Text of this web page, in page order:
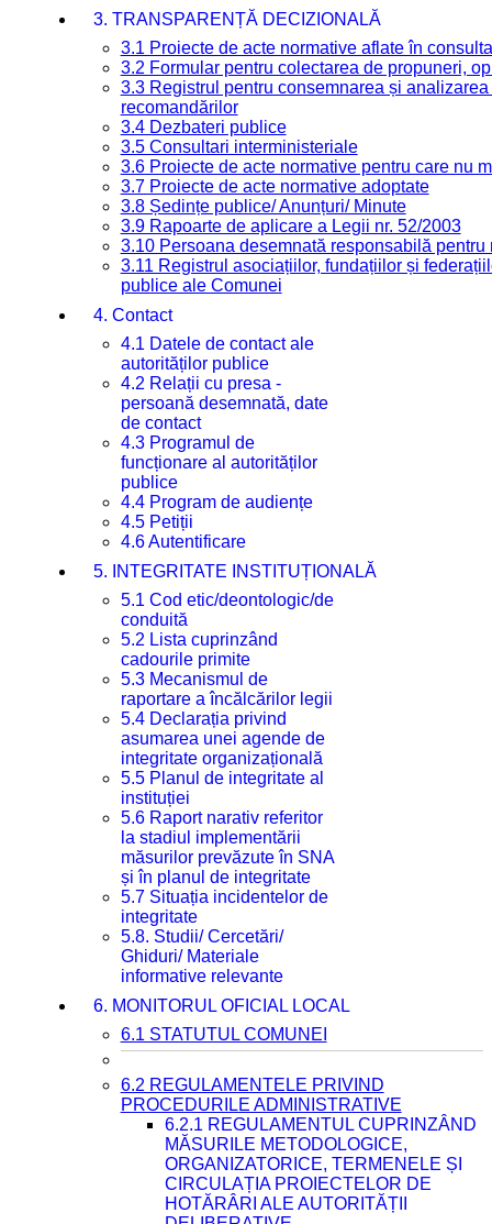
3. TRANSPARENȚĂ DECIZIONALĂ
3.1 Proiecte de acte normative aflate în
3.2 Formular pentru colectarea de propuneri,
3.3 Registrul pentru consemnarea și
recomandărilor
3.4 Dezbateri publice
3.5 Consultari interministeriale
3.6 Proiecte de acte normative pentru care nu
3.7 Proiecte de acte normative adoptate
3.8 Ședințe publice/ Anunțuri/ Minute
3.9 Rapoarte de aplicare a Legii nr. 52/2003
3.10 Persoana desemnată responsabilă
3.11 Registrul asociațiilor, fundațiilor și
publice ale Comunei
4. Contact
4.1 Datele de contact ale
autorităților publice
4.2 Relații cu presa -
persoană desemnată, date
de contact
4.3 Programul de
funcționare al autorităților
publice
4.4 Program de audiențe
4.5 Petiții
4.6 Autentificare
5. INTEGRITATE INSTITUȚIONALĂ
5.1 Cod etic/deontologic/de
conduită
5.2 Lista cuprinzând
cadourile primite
5.3 Mecanismul de
raportare a încălcărilor legii
5.4 Declarația privind
asumarea unei agende de
integritate organizațională
5.5 Planul de integritate al
instituției
5.6 Raport narativ referitor
la stadiul implementării
măsurilor prevăzute în SNA
și în planul de integritate
5.7 Situația incidentelor de
integritate
5.8. Studii/ Cercetări/
Ghiduri/ Materiale
informative relevante
6. MONITORUL OFICIAL LOCAL
6.1 STATUTUL COMUNEI
6.2 REGULAMENTELE PRIVIND
PROCEDURILE ADMINISTRATIVE
6.2.1 REGULAMENTUL CUPRINZÂND
MĂSURILE METODOLOGICE,
ORGANIZATORICE, TERMENELE ȘI
CIRCULAȚIA PROIECTELOR DE
HOTĂRÂRI ALE AUTORITĂȚII